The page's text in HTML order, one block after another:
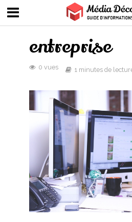
entreprise
0 vues 1 minutes de